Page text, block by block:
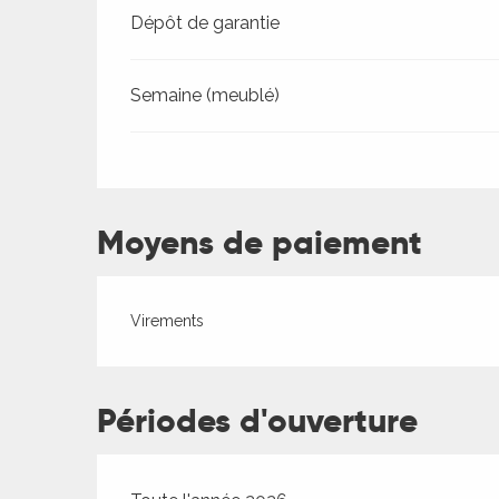
Tarifs 2026
Dépôt de garantie
Semaine (meublé)
Moyens de paiement
Virements
Périodes d'ouverture